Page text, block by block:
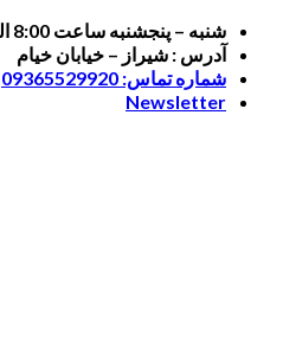
Skip
content
شنبه – پنجشنبه ساعت 8:00 الی 18:00
آدرس : شیراز – خیابان خیام
شماره تماس: 09365529920
Newsletter